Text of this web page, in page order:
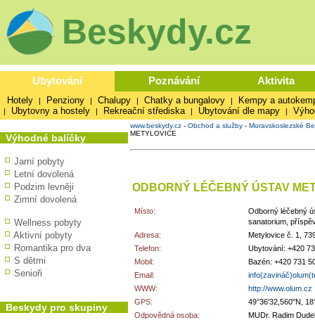
Beskydy.cz
Ubytování Poznávání Aktivita
Hotely | Penziony | Chalupy | Chatky a bungalovy | Kempy a
| Ubytovny a hostely | Rekreační střediska | Ubytování dle mapy |
Výhodné balíčky
Jarní pobyty
Letní dovolená
Podzim levněji
Zimní dovolená
Wellness pobyty
Aktivní pobyty
Romantika pro dva
S dětmi
Senioři
Beskydy pro skupiny
www.beskydy.cz - Obchod a služby - Moravskoslezské
METYLOVICE
ODBORNÝ LÉČEBNÝ ÚSTAV
Místo:
Odborný léčebný
sanatorium,
Adresa:
Metylovice č. 1,
Telefon:
Ubytování: +420
Mobil:
Bazén: +420 731
Email:
WWW:
http://www.olum.cz
GPS:
49°36'32,560"N,
Odpovědná osoba:
MUDr. Radim